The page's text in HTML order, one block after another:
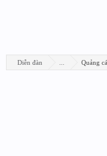
Diễn đàn Quảng